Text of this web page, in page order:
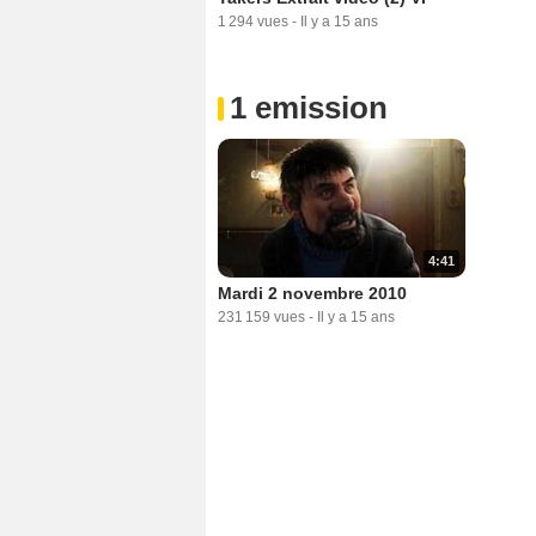
1 294 vues - Il y a 15 ans
1 emission
4:41
Mardi 2 novembre 2010
231 159 vues - Il y a 15 ans